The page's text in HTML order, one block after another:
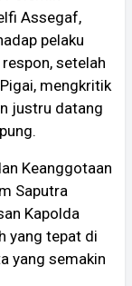
Assegaf,
pelaku
setelah
mengkritik
justru datang
Keanggotaan
Saputra
Kapolda
yang tepat di
yang semakin